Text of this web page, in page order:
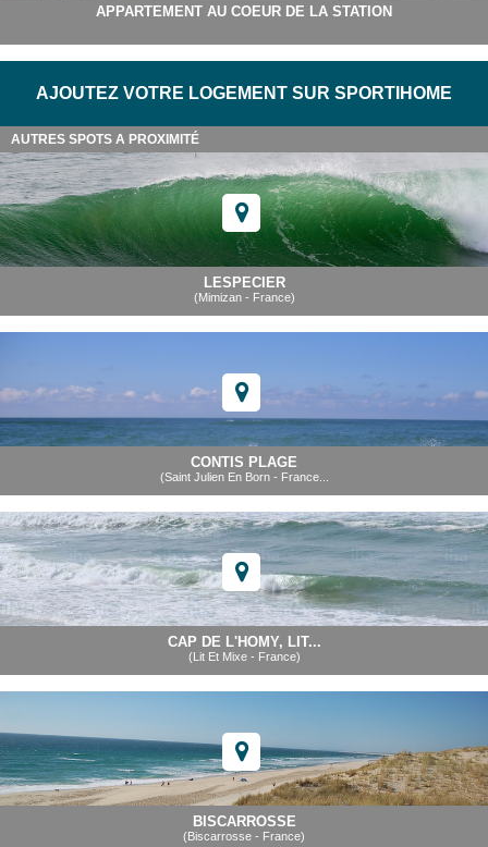
APPARTEMENT AU COEUR DE LA STATION
AJOUTEZ VOTRE LOGEMENT SUR SPORTIHOME
AUTRES SPOTS A PROXIMITÉ
LESPECIER
(Mimizan - France)
CONTIS PLAGE
(Saint Julien En Born - France...
CAP DE L'HOMY, LIT...
(Lit Et Mixe - France)
BISCARROSSE
(Biscarrosse - France)